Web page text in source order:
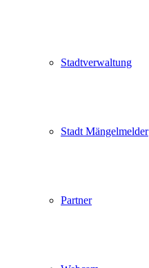
Stadtverwaltung
Stadt Mängelmelder
Partner